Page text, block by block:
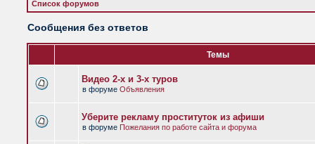
Список форумов
Сообщения без ответов
Темы
Видео 2-х и 3-х туров
в форуме Объявления
Уберите рекламу проституток из афиши
в форуме Пожелания по работе сайта и форума